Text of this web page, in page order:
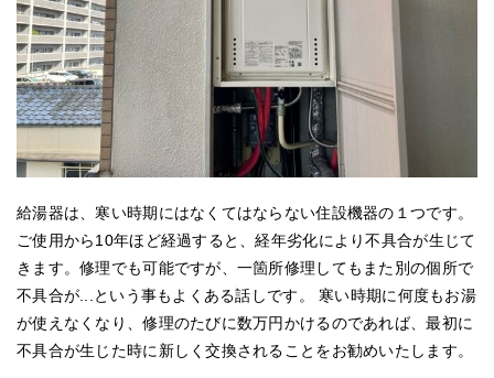
給湯器は、寒い時期にはなくてはならない住設機器の１つです。
ご使用から10年ほど経過すると、経年劣化により不具合が生じて
きます。修理でも可能ですが、一箇所修理してもまた別の個所で
不具合が...という事もよくある話しです。 寒い時期に何度もお湯
が使えなくなり、修理のたびに数万円かけるのであれば、最初に
不具合が生じた時に新しく交換されることをお勧めいたします。